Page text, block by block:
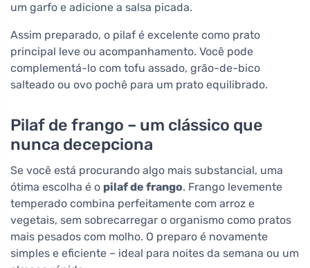
um garfo e adicione a salsa picada.
Assim preparado, o pilaf é excelente como prato
principal leve ou acompanhamento. Você pode
complementá-lo com tofu assado, grão-de-bico
salteado ou ovo pochê para um prato equilibrado.
Pilaf de frango – um clássico que
nunca decepciona
Se você está procurando algo mais substancial, uma
ótima escolha é o pilaf de frango. Frango levemente
temperado combina perfeitamente com arroz e
vegetais, sem sobrecarregar o organismo como pratos
mais pesados com molho. O preparo é novamente
simples e eficiente – ideal para noites da semana ou um